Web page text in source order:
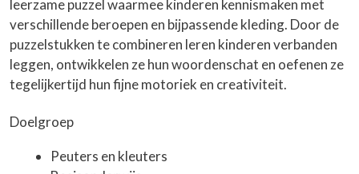
leerzame puzzel waarmee kinderen kennismaken met
verschillende beroepen en bijpassende kleding. Door de
puzzelstukken te combineren leren kinderen verbanden
leggen, ontwikkelen ze hun woordenschat en oefenen ze
tegelijkertijd hun fijne motoriek en creativiteit.
Doelgroep
Peuters en kleuters